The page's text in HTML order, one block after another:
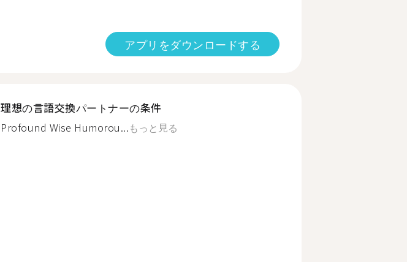
アプリをダウンロードする
理想の言語交換パートナーの条件
Profound Wise Humorou...もっと見る